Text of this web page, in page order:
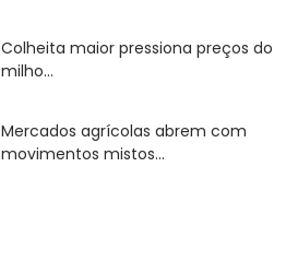
Colheita maior pressiona preços do
milho...
Mercados agrícolas abrem com
movimentos mistos...